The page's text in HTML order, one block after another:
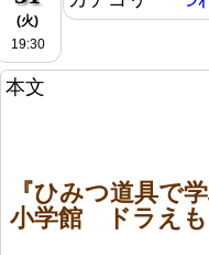
(火)
19:30
本文
『ひみつ道具
小学館 ドラえも